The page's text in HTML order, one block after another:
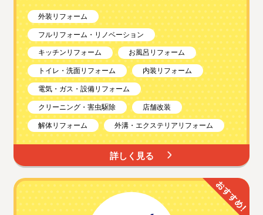
外装リフォーム
フルリフォーム・リノベーション
キッチンリフォーム お風呂リフォーム
トイレ・洗面リフォーム 内装リフォーム
電気・ガス・設備リフォーム
クリーニング・害虫駆除 店舗改装
解体リフォーム 外溝・エクステリアリフォーム
詳しく見る